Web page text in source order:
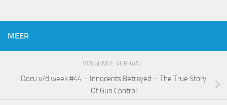
MEER
VOLGENDE VERHAAL
Docu v/d week #44 – Innocents Betrayed – The True Story
Of Gun Control